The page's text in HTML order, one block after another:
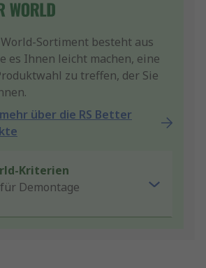
Sortiment besteht aus
es Ihnen leicht machen, eine
zu treffen, der Sie
über die RS Better
Kriterien
Demontage